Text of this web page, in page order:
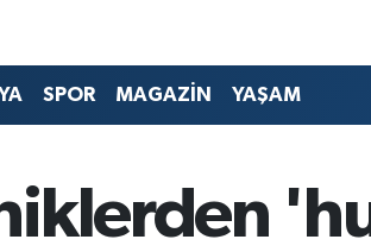
SPOR MAGAZİN YAŞAM